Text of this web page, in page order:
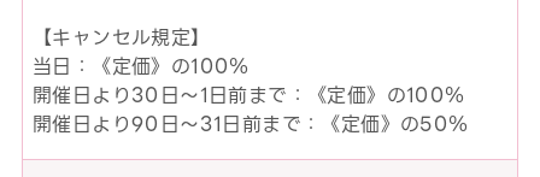
【キャンセル規定】
当日：《定価》の100％
開催日より30日～1日前まで：《定価》の100％
開催日より90日～31日前まで：《定価》の50％